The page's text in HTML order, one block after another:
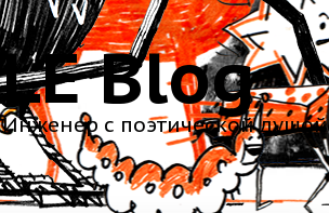
LE Blog
Инженер с поэтической душой